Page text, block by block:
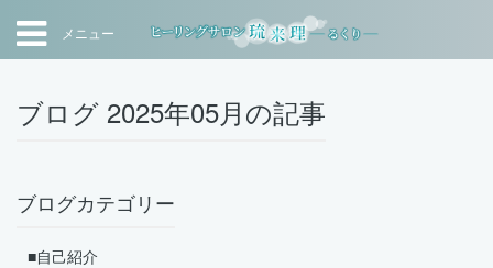
メニュー
ブログ 2025年05月の記事
ブログカテゴリー
■自己紹介